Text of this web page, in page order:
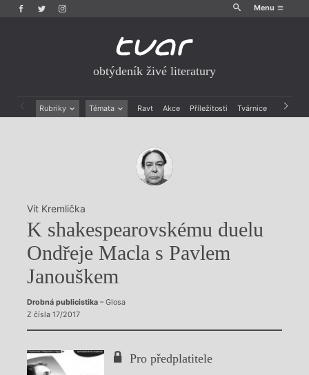
Menu
obtýdeník živé literatury
Rubriky Témata Ravt Akce Příležitosti Tvárnice Archiv
Vít Kremlička
K shakespearovskému duelu
Ondřeje Macla s Pavlem
Janouškem
Drobná publicistika– Glosa
Z čísla 17/2017
Pro předplatitele